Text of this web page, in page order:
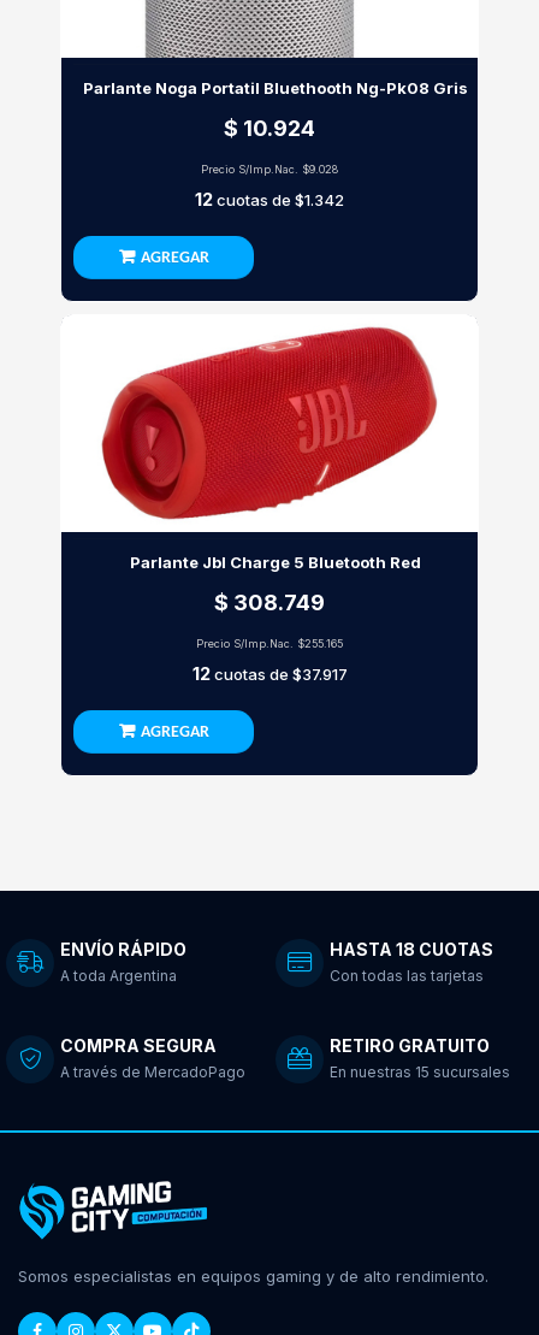
Parlante Noga Portatil Bluethooth Ng-Pk08 Gris
$ 10.924
Precio S/Imp.Nac. $9.028
12cuotas de $1.342
AGREGAR
Parlante Jbl Charge 5 Bluetooth Red
$ 308.749
Precio S/Imp.Nac. $255.165
12cuotas de $37.917
AGREGAR
ENVÍO RÁPIDO
A toda Argentina
HASTA 18 CUOTAS
Con todas las tarjetas
COMPRA SEGURA
A través de MercadoPago
RETIRO GRATUITO
En nuestras 15 sucursales
Somos especialistas en equipos gaming y de alto rendimiento.